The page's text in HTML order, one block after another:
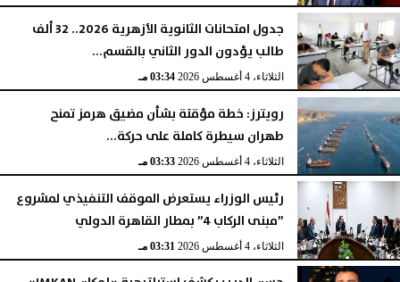
جدول امتحانات الثانوية الأزهرية 2026.. 32 ألف
طالب يؤدون الدور الثاني بالقسم...
الثلاثاء، 4 أغسطس 2026 03:34 مـ
رويترز: خطة مؤقتة بشأن مضيق هرمز تمنح
طهران سيطرة كاملة على حركة...
الثلاثاء، 4 أغسطس 2026 03:33 مـ
رئيس الوزراء يستعرض الموقف التنفيذي لمشروع
”مبنى الركاب 4” بمطار القاهرة الدولي
الثلاثاء، 4 أغسطس 2026 03:31 مـ